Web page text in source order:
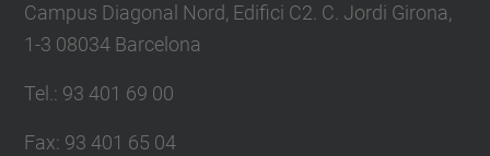
Campus Diagonal Nord, Edifici C2. C. Jordi Girona,
1-3 08034 Barcelona
Tel.: 93 401 69 00
Fax: 93 401 65 04